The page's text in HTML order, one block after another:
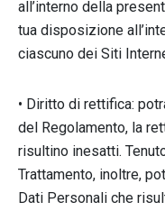
all’interno della
tua disposizione
ciascuno dei Siti
• Diritto di rettifica:
del Regolamento, la
risultino inesatti.
Trattamento, inoltre,
Dati Personali che